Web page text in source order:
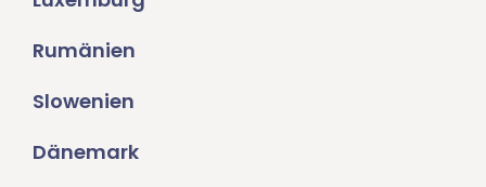
Rumänien
Slowenien
Dänemark